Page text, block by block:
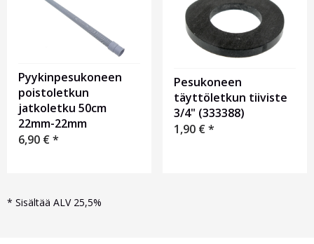
Pyykinpesukoneen
poistoletkun
jatkoletku 50cm
22mm-22mm
6,90 €*
Pesukoneen
täyttöletkun tiiviste
3/4" (333388)
1,90 €*
* Sisältää ALV 25,5%